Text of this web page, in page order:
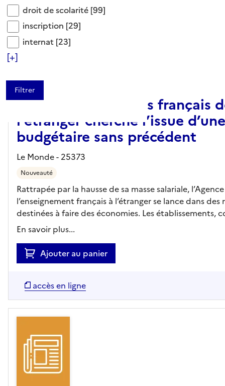
droit de scolarité
droit de scolarité [99]
inscription
inscription [29]
internat
internat [23]
[+]
Le réseau des lycées français
l’étranger cherche l’issue
budgétaire sans précédent
Le Monde - 25373
Nouveauté
Rattrapée par la hausse de sa masse salariale,
l’enseignement français à l’étranger se lance dans des
destinées à faire des économies. Les établissements,
En savoir plus...
Ajouter au panier
accès en ligne